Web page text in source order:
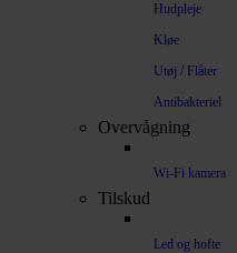
Hudpleje
Kløe
Utøj / Flåter
Antibakteriel
Overvågning
Wi-Fi kamera
Tilskud
Led og hofte